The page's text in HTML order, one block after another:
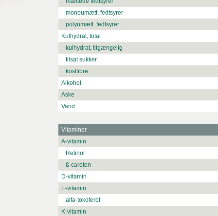
monoumætt. fedtsyrer
polyumætt. fedtsyrer
Kulhydrat, total
kulhydrat, tilgængelig
tilsat sukker
kostfibre
Alkohol
Aske
Vand
Vitaminer
A-vitamin
Retinol
ß-caroten
D-vitamin
E-vitamin
alfa-tokoferol
K-vitamin